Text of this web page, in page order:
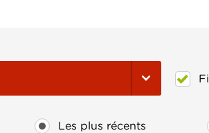
Les plus récents